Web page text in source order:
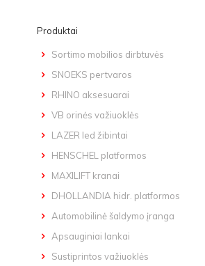
Produktai
Sortimo mobilios dirbtuvės
SNOEKS pertvaros
RHINO aksesuarai
VB orinės važiuoklės
LAZER led žibintai
HENSCHEL platformos
MAXILIFT kranai
DHOLLANDIA hidr. platformos
Automobilinė šaldymo įranga
Apsauginiai lankai
Sustiprintos važiuoklės